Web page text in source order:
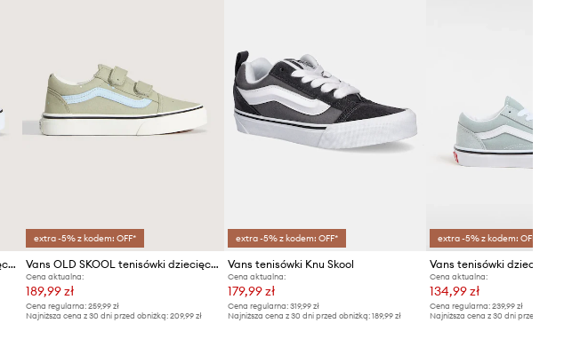
Vans OLD SKOOL tenisówki dziecięce
extra -5% z kodem: OFF*
Vans OLD SKOOL tenisówki dziecięce
Cena aktualna:
189,99 zł
Cena regularna: 259,99 zł
Najniższa cena z 30 dni przed obniżką: 209,99 zł
extra -5% z kodem: OFF*
Vans tenisówki Knu Skool
Cena aktualna:
179,99 zł
Cena regularna:319,99 zł
Najniższa cena z 30 dni przed obniżką:189,99 zł
extra -5% z kodem: OFF*
Vans tenisówki dziecięce
Cena aktualna:
134,99 zł
Cena regularna: 239,99 zł
Najniższa cena z 30 dni przed obniżką: